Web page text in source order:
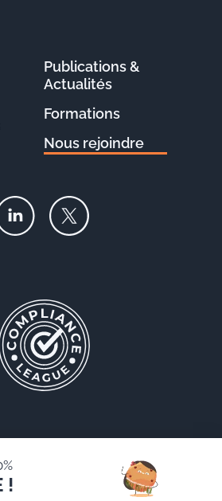
Publications &
Actualités
Formations
Nous rejoindre
!